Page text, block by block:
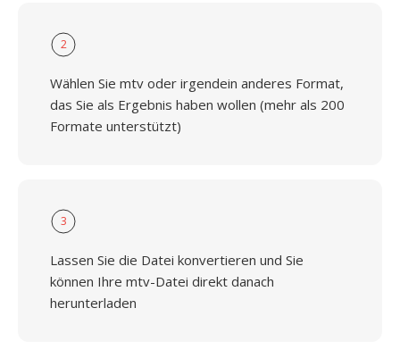
2
Wählen Sie mtv oder irgendein anderes Format,
das Sie als Ergebnis haben wollen (mehr als 200
Formate unterstützt)
3
Lassen Sie die Datei konvertieren und Sie
können Ihre mtv-Datei direkt danach
herunterladen